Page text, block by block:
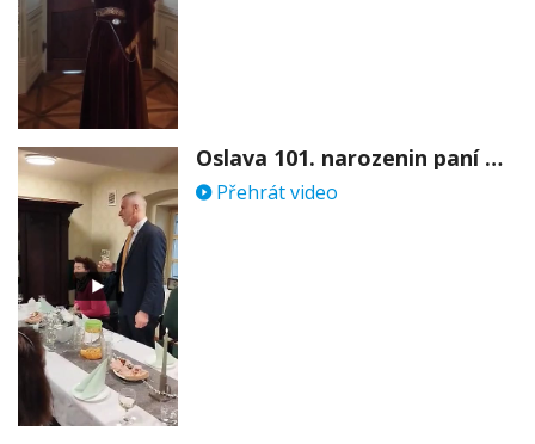
Oslava 101. narozenin paní Věry Skořepové
Přehrát video